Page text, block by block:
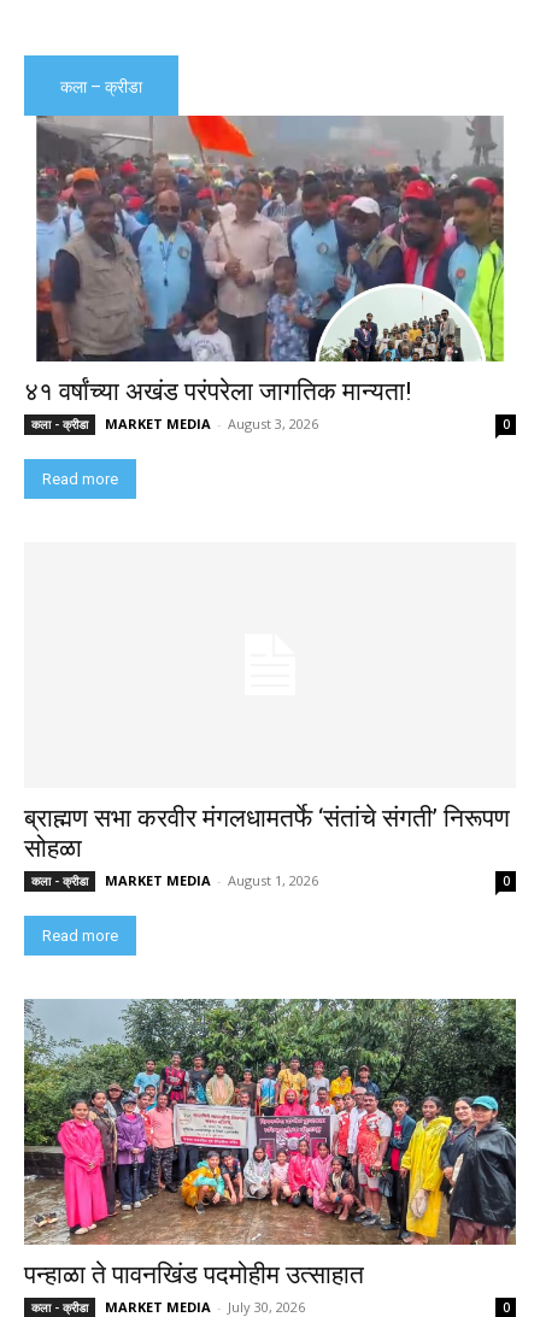
कला – क्रीडा
४१ वर्षांच्या अखंड परंपरेला जागतिक मान्यता!
कला - क्रीडा MARKET MEDIA - August 3, 2026 0
Read more
ब्राह्मण सभा करवीर मंगलधामतर्फे ‘संतांचे संगती’ निरूपण
सोहळा
कला - क्रीडा MARKET MEDIA - August 1, 2026 0
Read more
पन्हाळा ते पावनखिंड पदमोहीम उत्साहात
कला - क्रीडा MARKET MEDIA - July 30, 2026 0